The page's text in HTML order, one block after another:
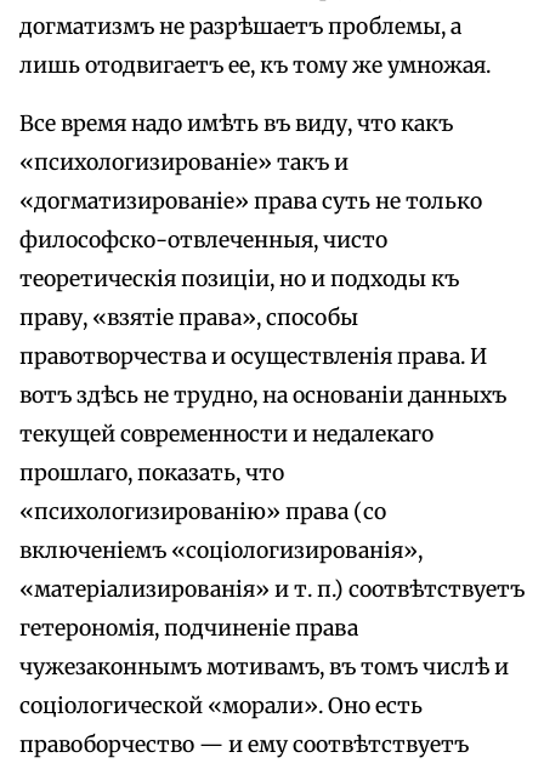
догматизмъ не разрѣшаетъ проблемы, а
лишь отодвигаетъ ее, къ тому же умножая.
Все время надо имѣть въ виду, что какъ
«психологизированіе» такъ и
«догматизированіе» права суть не только
философско-отвлеченныя, чисто
теоретическія позиціи, но и подходы къ
праву, «взятіе права», способы
правотворчества и осуществленія права. И
вотъ здѣсь не трудно, на основаніи данныхъ
текущей современности и недалекаго
прошлаго, показать, что
«психологизированію» права (со
включеніемъ «соціологизированія»,
«матеріализированія» и т. п.) соотвѣтствуетъ
гетерономія, подчиненіе права
чужезаконнымъ мотивамъ, въ томъ числѣ и
соціологической «морали». Оно есть
правоборчество — и ему соотвѣтствуетъ